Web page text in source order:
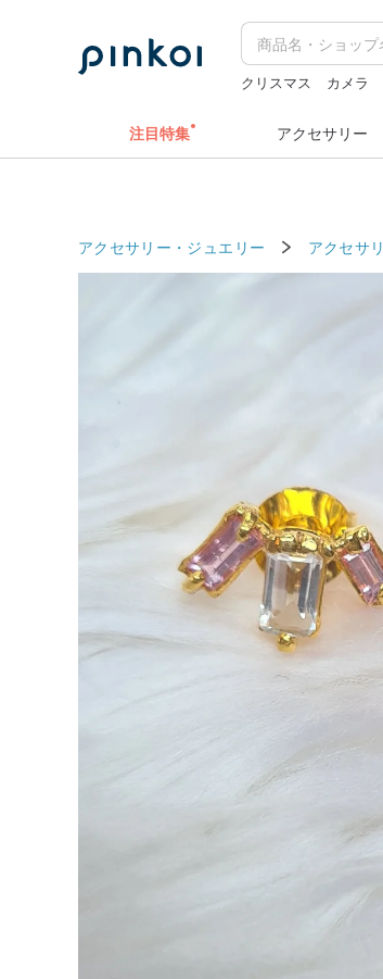
クリスマス カメラ
注目特集 アクセサリー
アクセサリー・ジュエリー アクセサ